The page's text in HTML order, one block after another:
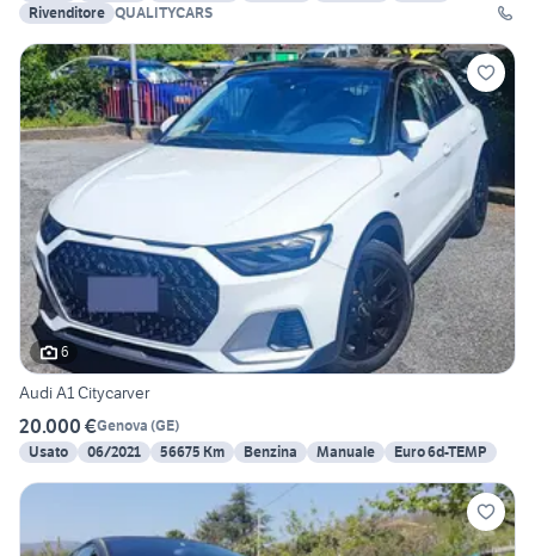
Rivenditore QUALITYCARS
6
Audi A1 Citycarver
20.000 €Genova (GE)
Usato
06/2021 56675 Km Benzina Manuale Euro 6d-TEMP